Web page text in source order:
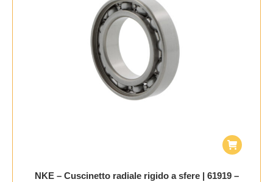
NKE – Cuscinetto radiale rigido a sfere | 61919 –